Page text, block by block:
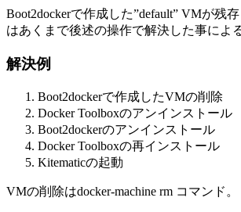
Boot2dockerで作成した”default” VMが残
はあくまで後述の操作で解決した事によ
解決例
Boot2dockerで作成したVMの削除
Docker Toolboxのアンインストール
Boot2dockerのアンインストール
Docker Toolboxの再インストール
Kitematicの起動
VMの削除はdocker-machine rm コマンド。